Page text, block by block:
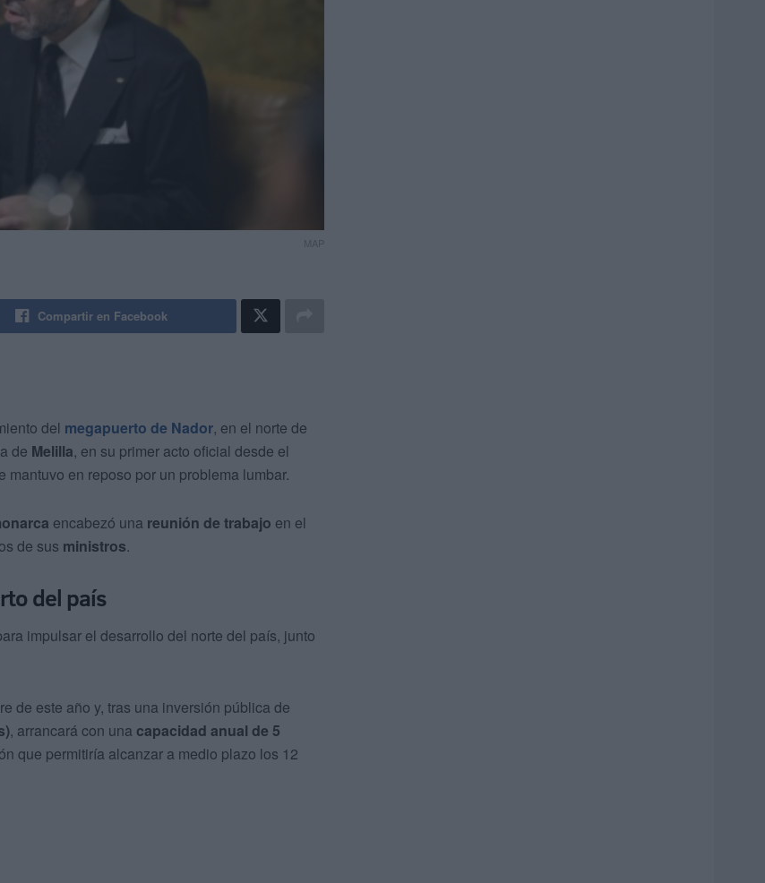
MAP
Compartir en Facebook
del megapuerto de Nador, en el norte de
de Melilla, en su primer acto oficial desde el
en reposo por un problema lumbar.
encabezó una reunión de trabajo en el
de sus ministros.
del país
impulsar el desarrollo del norte del país, junto
de este año y, tras una inversión pública de
, arrancará con una capacidad anual de 5
que permitiría alcanzar a medio plazo los 12